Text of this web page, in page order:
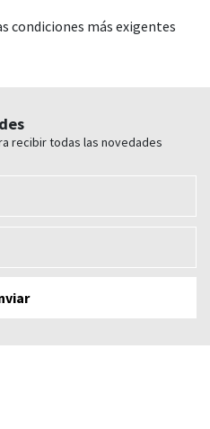
condiciones más exigentes
recibir todas las novedades